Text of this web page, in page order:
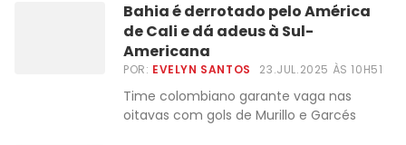
Bahia é derrotado pelo América
de Cali e dá adeus à Sul-
Americana
POR: EVELYN SANTOS 23.JUL.2025 ÀS 10H51
Time colombiano garante vaga nas
oitavas com gols de Murillo e Garcés